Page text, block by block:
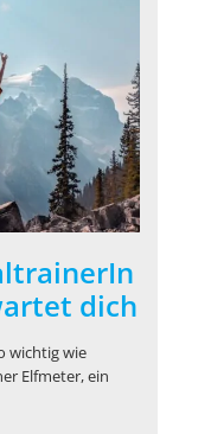
dich
wichtig wie
Elfmeter, ein